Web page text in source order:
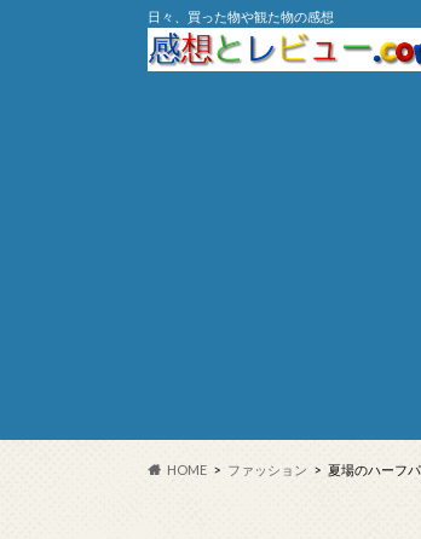
日々、買った物や観た物の感想
HOME ファッション 夏場のハーフ